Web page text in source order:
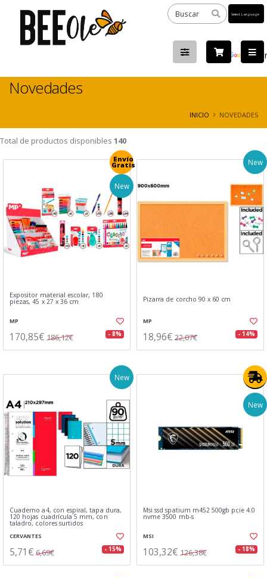
by
Novedades
INICIO NOVEDADES
Total de productos disponibles 140
Envío
Gratis
New
Expositor material escolar, 180
piezas, 45 x 27 x 36 cm
MP
170,85€ 186,12€ - 8%
New
Pizarra de corcho 90 x 60 cm
MP
18,96€ 22,07€ - 14%
New
Cuaderno a4, con espiral, tapa dura,
120 hojas cuadrícula 5 mm, con
taladro, colores surtidos
CERVANTES
5,71€ 6,69€ - 15%
New
Msi ssd spatium m452 500gb pcie 4.0
nvme 3500 mb-s
MSI
103,32€ 126,38€ - 18%